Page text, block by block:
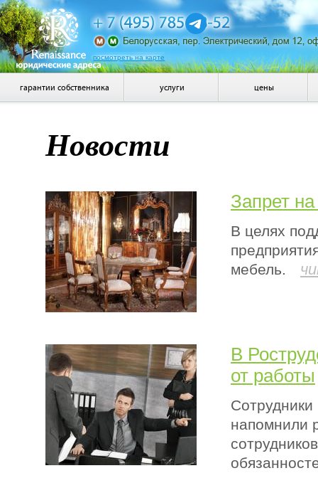
посмотреть на карте
гарантии собственника услуги цены
Новости
Запрет
В целях
мебель.
В
от работы
Сотрудники
напомнили